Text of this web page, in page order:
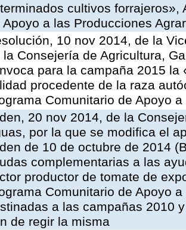
cultivos forrajeros»,
Apoyo a las Producciones
10 nov 2014, de la
la Consejería de Agricultura,
para la campaña 2015
procedente de la raza
Comunitario de Apoyo
20 nov 2014, de la
por la que se modifica el
de 10 de octubre de 2014
complementarias a las
productor de tomate de
Comunitario de Apoyo
a las campañas 2010
de regir la misma